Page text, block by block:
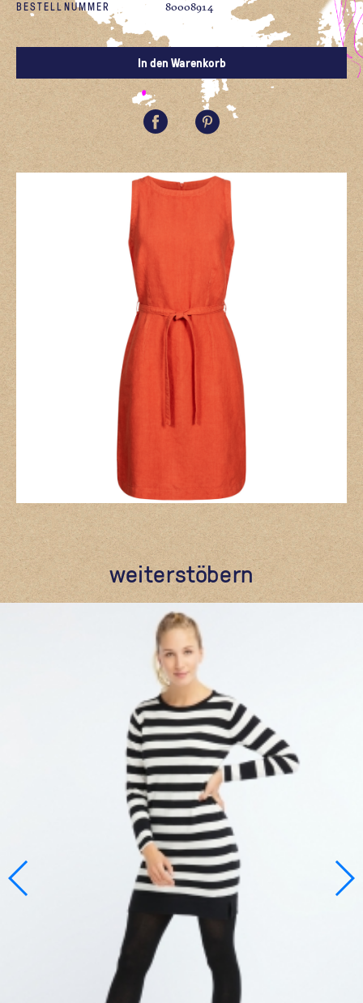
BESTELLNUMMER 80008914
weiterstöbern